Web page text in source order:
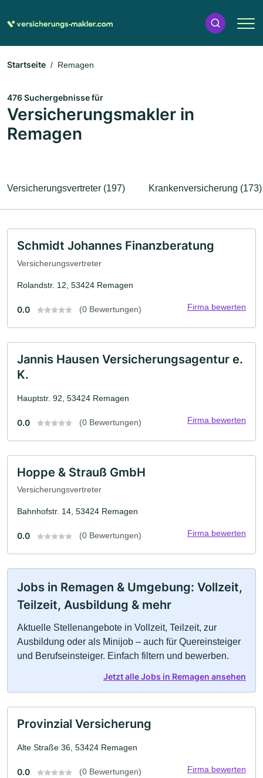
Startseite Remagen
476 Suchergebnisse für
Versicherungsmakler in
Remagen
Versicherungsvertreter (197) Krankenversicherung (173)
Schmidt Johannes Finanzberatung
Versicherungsvertreter
Rolandstr. 12, 53424 Remagen
0.0 (0 Bewertungen) Firma bewerten
Jannis Hausen Versicherungsagentur e.
K.
Hauptstr. 92, 53424 Remagen
0.0 (0 Bewertungen) Firma bewerten
Hoppe & Strauß GmbH
Versicherungsvertreter
Bahnhofstr. 14, 53424 Remagen
0.0 (0 Bewertungen) Firma bewerten
Jobs in Remagen & Umgebung: Vollzeit,
Teilzeit, Ausbildung & mehr
Aktuelle Stellenangebote in Vollzeit, Teilzeit, zur
Ausbildung oder als Minijob – auch für Quereinsteiger
und Berufseinsteiger. Einfach filtern und bewerben.
Jetzt alle Jobs in Remagen ansehen
Provinzial Versicherung
Alte Straße 36, 53424 Remagen
0.0 (0 Bewertungen) Firma bewerten